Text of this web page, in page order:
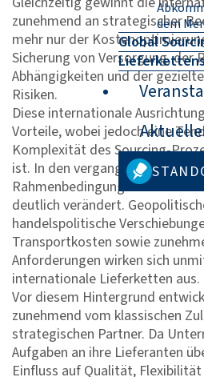
dem
Global
zunehmend an strategischer
mehr nur der
Sicherung von Versorgung, der
Abhängigkeiten und der
Risiken.
Diese internationale
Vorteile, wobei jedoch eine
Komplexität des Sourcing-
ist. In den vergangenen Jahren
Rahmenbedingungen für den
deutlich verändert.
handelspolitische
Transportkosten sowie
Anforderungen wirken sich
internationale Lieferketten aus.
Vor diesem Hintergrund
zunehmend vom klassischen
strategischen Partner. Da
Aufgaben an ihre Lieferanten
Einfluss auf Qualität, Flexibilität